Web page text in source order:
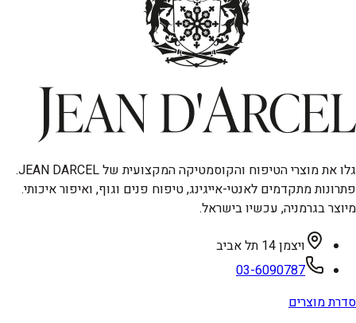
גלו את מוצרי הטיפוח והקוסמטיקה המקצועית של JEAN DARCEL.
פתרונות מתקדמים לאנטי-אייגינג, טיפוח פנים וגוף, ואיפור איכותי.
מיוצר בגרמניה, עכשיו בישראל.
ויצמן 14 תל אביב
03-6090787
סדרת מוצרים